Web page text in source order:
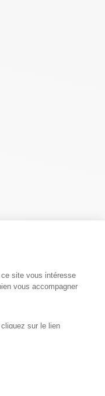
site vous intéresse
vous accompagner
sur le lien